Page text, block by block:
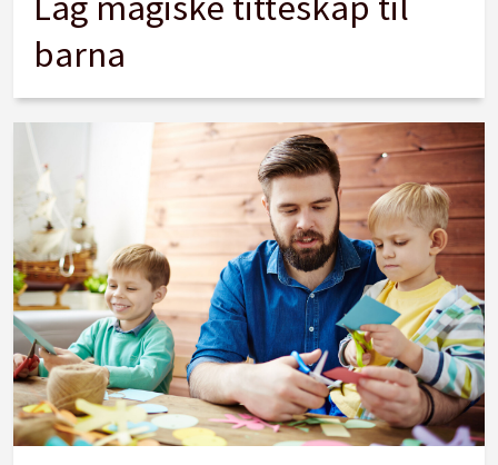
barna